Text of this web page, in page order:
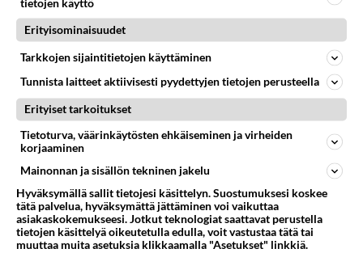
Anonyymi
2023-01-23 20:13:35
Rikkaus pettää aviovaimoa? Niinkö bissemiehet
ajattelee? Vai onko tää yksittäistapaus?
Niin eihän vaimon petäminen ole mitään, mutta auta
armias jos vaimo laukkaa vieraissa!
Ja aina syyllistetään homoja.
Lue lisää
Äänestä Kommentoi
peepingtommi
2023-01-23 20:22:05
tietojen käyttö
Erityisominaisuudet
Tarkkojen sijaintitietojen käyttäminen
Tunnista laitteet aktiivisesti pyydettyjen tietojen perusteella
Erityiset tarkoitukset
Tietoturva, väärinkäytösten ehkäiseminen ja virheiden
korjaaminen
Mainonnan ja sisällön tekninen jakelu
Hyväksymällä sallit tietojesi käsittelyn. Suostumuksesi koskee
tätä palvelua, hyväksymättä jättäminen voi vaikuttaa
asiakaskokemukseesi. Jotkut teknologiat saattavat perustella
tietojen käsittelyä oikeutetulla edulla, voit vastustaa tätä tai
muuttaa muita asetuksia klikkaamalla "Asetukset" linkkiä.